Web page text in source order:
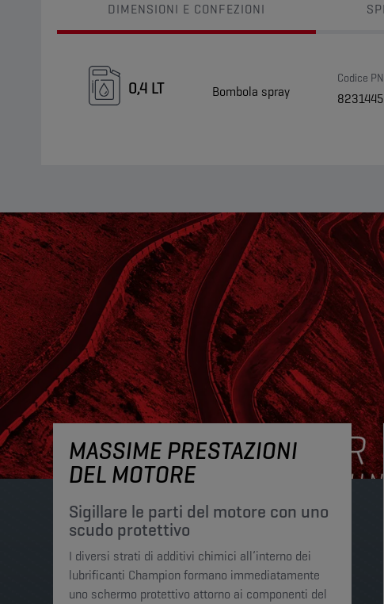
DIMENSIONI E CONFEZIONI
0,4 LT Bombola spray
Codice PN
8231445
MASSIME PRESTAZIONI
DEL MOTORE
Sigillare le parti del motore con uno
scudo protettivo
I diversi strati di additivi chimici all’interno dei
lubrificanti Champion formano immediatamente
uno schermo protettivo attorno ai componenti del